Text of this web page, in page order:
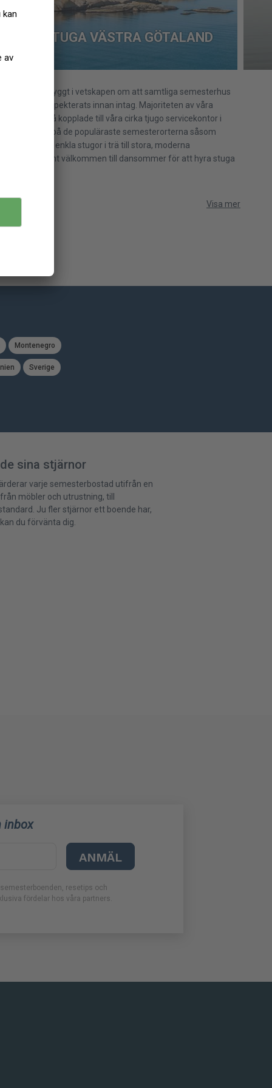
HYRA STUGA VÄSTRA GÖTALAND
du bokar tryggt i vetskapen om att samtliga semesterhus
då de har inspekterats innan intag. Majoriteten av våra
är också kopplade till våra cirka tjugo servicekontor i
hyra stuga på de populäraste semesterorterna såsom
Vi har alltifrån enkla stugor i trä till stora, moderna
Varmt välkommen till dansommer för att hyra stuga
Visa mer
Montenegro
Sverige
sina stjärnor
varje semesterbostad utifrån en
möbler och utrustning, till
Ju fler stjärnor ett boende har,
du förvänta dig.
inbox
ANMÄL
resetips och
fördelar hos våra partners.